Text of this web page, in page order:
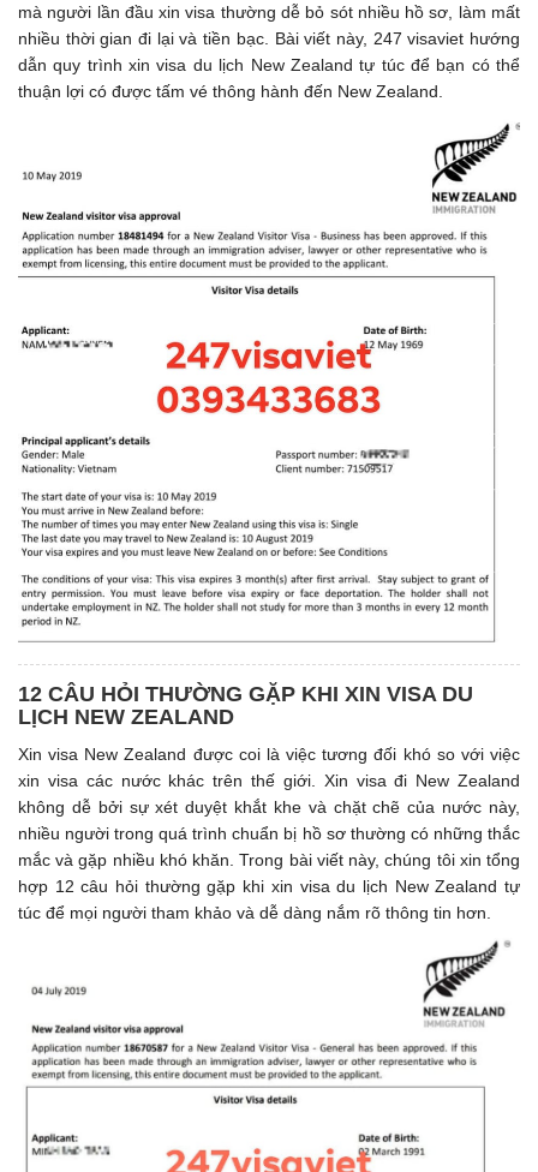
mà người lần đầu xin visa thường dễ bỏ sót nhiều hồ sơ, làm mất
nhiều thời gian đi lại và tiền bạc. Bài viết này, 247 visaviet hướng
dẫn quy trình xin visa du lịch New Zealand tự túc để bạn có thể
thuận lợi có được tấm vé thông hành đến New Zealand.
12 CÂU HỎI THƯỜNG GẶP KHI XIN VISA DU
LỊCH NEW ZEALAND
Xin visa New Zealand được coi là việc tương đối khó so với việc
xin visa các nước khác trên thế giới. Xin visa đi New Zealand
không dễ bởi sự xét duyệt khắt khe và chặt chẽ của nước này,
nhiều người trong quá trình chuẩn bị hồ sơ thường có những thắc
mắc và gặp nhiều khó khăn. Trong bài viết này, chúng tôi xin tổng
hợp 12 câu hỏi thường gặp khi xin visa du lịch New Zealand tự
túc để mọi người tham khảo và dễ dàng nắm rõ thông tin hơn.